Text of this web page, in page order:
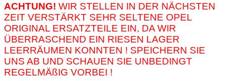
ACHTUNG! WIR STELLEN IN DER NÄCHSTEN
ZEIT VERSTÄRKT SEHR SELTENE OPEL
ORIGINAL ERSATZTEILE EIN, DA WIR
ÜBERRASCHEND EIN RIESEN LAGER
LEERRÄUMEN KONNTEN ! SPEICHERN SIE
UNS AB UND SCHAUEN SIE UNBEDINGT
REGELMÄßIG VORBEI !